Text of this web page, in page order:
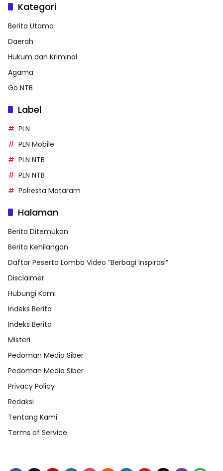
Kategori
Berita Utama
Daerah
Hukum dan Kriminal
Agama
Go NTB
Label
PLN
PLN Mobile
PLN NTB
PLN NTB
Polresta Mataram
Halaman
Berita Ditemukan
Berita Kehilangan
Daftar Peserta Lomba Video “Berbagi Inspirasi”
Disclaimer
Hubungi Kami
Indeks Berita
Indeks Berita
Misteri
Pedoman Media Siber
Pedoman Media Siber
Privacy Policy
Redaksi
Tentang Kami
Terms of Service